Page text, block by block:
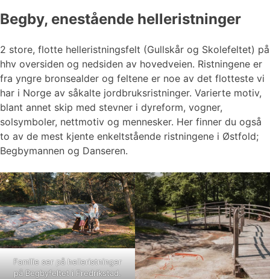
Begby, enestående helleristninger
2 store, flotte helleristningsfelt (Gullskår og Skolefeltet) på
hhv oversiden og nedsiden av hovedveien. Ristningene er
fra yngre bronsealder og feltene er noe av det flotteste vi
har i Norge av såkalte jordbruksristninger. Varierte motiv,
blant annet skip med stevner i dyreform, vogner,
solsymboler, nettmotiv og mennesker. Her finner du også
to av de mest kjente enkeltstående ristningene i Østfold;
Begbymannen og Danseren.
Familie ser på helleristninger
på Begbyfeltet i Fredrikstad.